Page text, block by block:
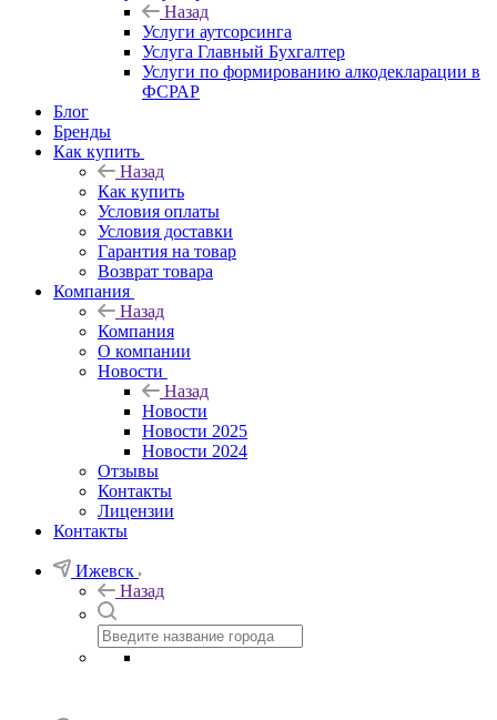
Назад
Услуги аутсорсинга
Услуга Главный Бухгалтер
Услуги по формированию алкодекларации в
ФСРАР
Блог
Бренды
Как купить
Назад
Как купить
Условия оплаты
Условия доставки
Гарантия на товар
Возврат товара
Компания
Назад
Компания
О компании
Новости
Назад
Новости
Новости 2025
Новости 2024
Отзывы
Контакты
Лицензии
Контакты
Ижевск
Назад